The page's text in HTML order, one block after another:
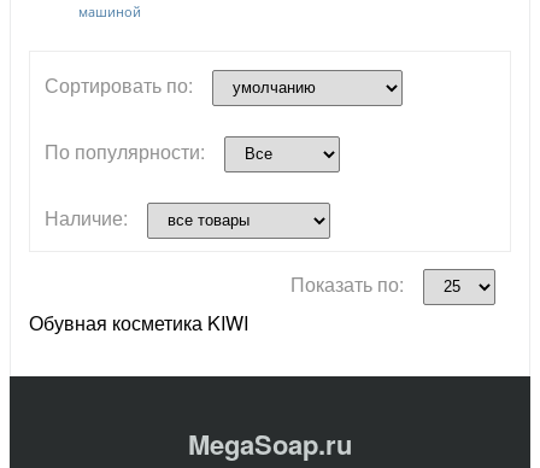
машиной
Сортировать по:
По популярности:
Наличие:
Показать по:
Обувная косметика KIWI
MegaSoap.ru